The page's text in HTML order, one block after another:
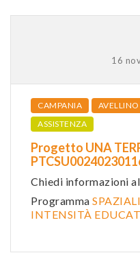
16
CAMPANIA AVELLINO
ASSISTENZA
Progetto UNA
Chiedi informazioni al
Programma
INTENSITÀ